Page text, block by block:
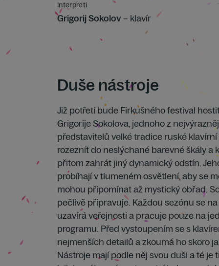
Interpreti
Grigorij Sokolov– klavír
Duše nástroje
Již potřetí bude Firkušného festival
Grigorije Sokolova, jednoho z
představitelů velké tradice ruské klavírní
rozeznít do neslýchané barevné škály a
přitom zahrát jiný dynamický odstín.
probíhají v tlumeném osvětlení, aby se
mohou připomínat až mystický obřad.
pečlivě připravuje. Každou sezónu se
uzavírá veřejnosti a pracuje pouze na
programu. Před vystoupením se s
nejmenších detailů a zkoumá ho skoro
Nástroje mají podle něj svou duši a té je